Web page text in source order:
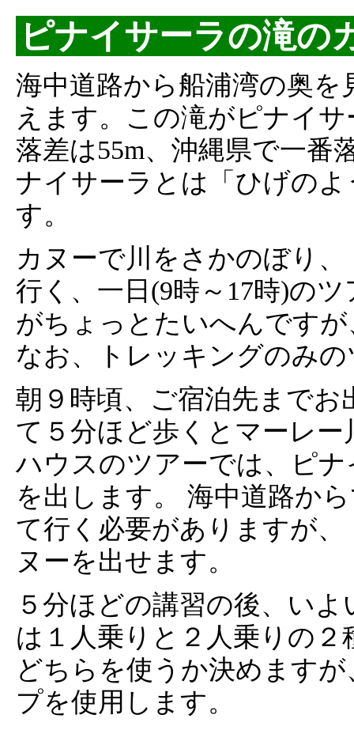
ピナイサーラの滝の
海中道路から船浦湾の奥を
えます。この滝がピナイ
落差は55m、沖縄県で一番
ナイサーラとは「ひげの
す。
カヌーで川をさかのぼり
行く、一日(9時～17時)の
がちょっとたいへんです
なお、トレッキングのみ
朝９時頃、ご宿泊先まで
て５分ほど歩くとマーレ
ハウスのツアーでは、ピ
を出します。 海中道路か
て行く必要がありますが
ヌーを出せます。
５分ほどの講習の後、い
は１人乗りと２人乗りの
どちらを使うか決めます
プを使用します。